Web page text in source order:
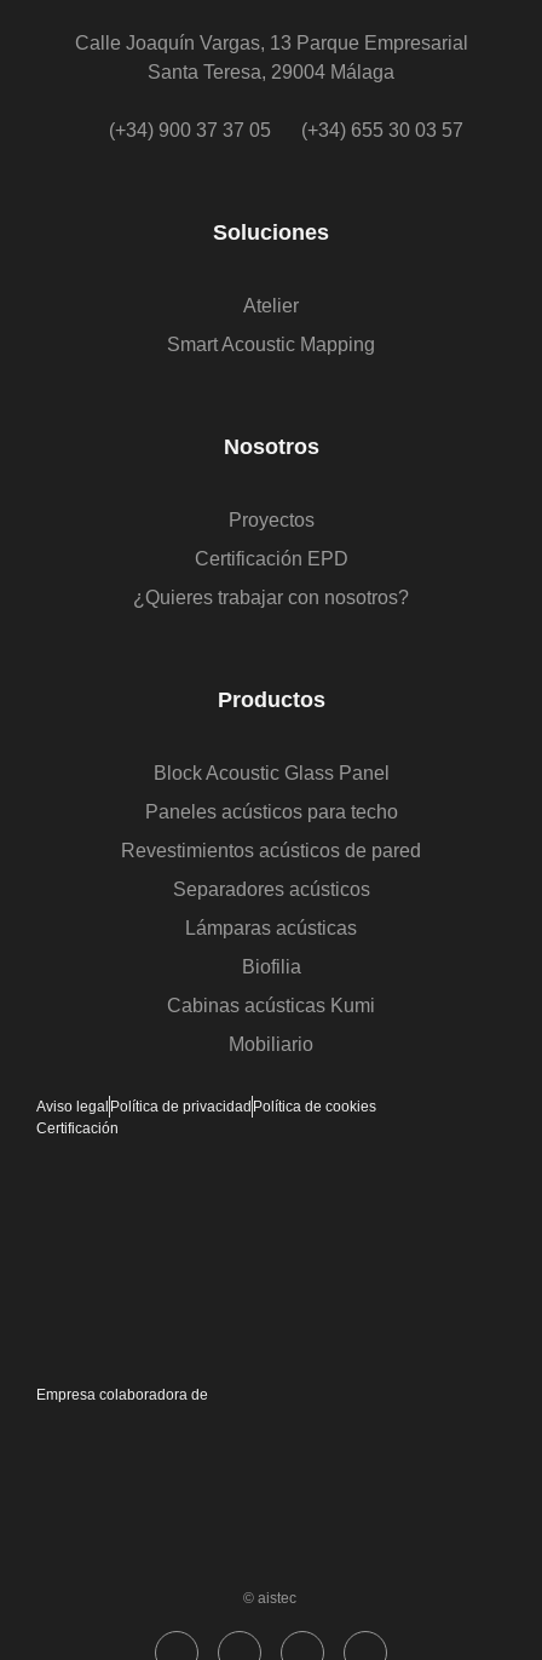
Calle Joaquín Vargas, 13 Parque Empresarial
Santa Teresa, 29004 Málaga
(+34) 900 37 37 05 (+34) 655 30 03 57
Soluciones
Atelier
Smart Acoustic Mapping
Nosotros
Proyectos
Certificación EPD
¿Quieres trabajar con nosotros?
Productos
Block Acoustic Glass Panel
Paneles acústicos para techo
Revestimientos acústicos de pared
Separadores acústicos
Lámparas acústicas
Biofilia
Cabinas acústicas Kumi
Mobiliario
© aistec
Empresa colaboradora de
Aviso legal Política de privacidad Política de cookies
Certificación